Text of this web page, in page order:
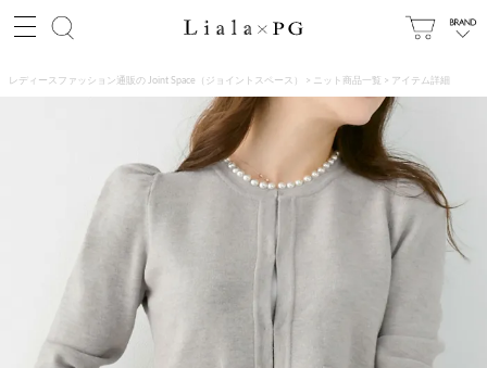
レディースファッション通販の Joint Space（ジョイントスペース） ニット商品一覧 アイテム詳細